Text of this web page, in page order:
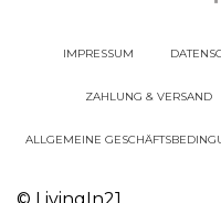
IMPRESSUM
ZAHLUNG & VERSAND
ALLGEMEINE